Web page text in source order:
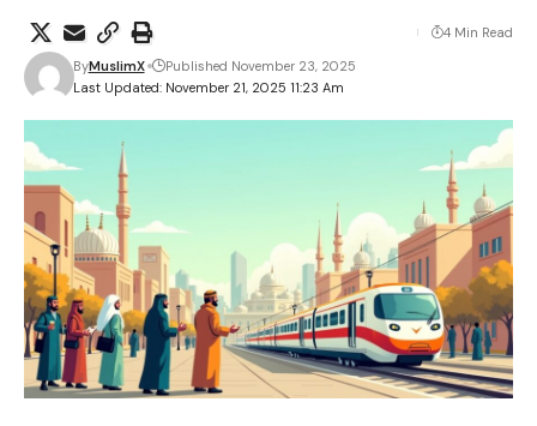
Last Updated: November 21, 2025 11:23 Am
ByMuslimX Published November 23, 2025
4 Min Read